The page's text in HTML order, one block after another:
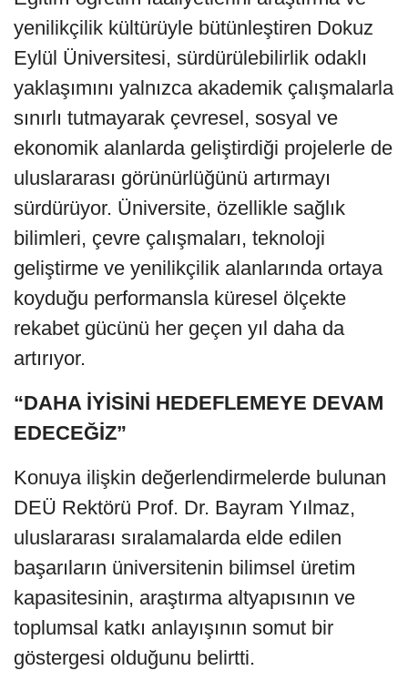
yenilikçilik kültürüyle bütünleştiren Dokuz
Eylül Üniversitesi, sürdürülebilirlik odaklı
yaklaşımını yalnızca akademik çalışmalarla
sınırlı tutmayarak çevresel, sosyal ve
ekonomik alanlarda geliştirdiği projelerle de
uluslararası görünürlüğünü artırmayı
sürdürüyor. Üniversite, özellikle sağlık
bilimleri, çevre çalışmaları, teknoloji
geliştirme ve yenilikçilik alanlarında ortaya
koyduğu performansla küresel ölçekte
rekabet gücünü her geçen yıl daha da
artırıyor.
“DAHA İYİSİNİ HEDEFLEMEYE DEVAM
EDECEĞİZ”
Konuya ilişkin değerlendirmelerde bulunan
DEÜ Rektörü Prof. Dr. Bayram Yılmaz,
uluslararası sıralamalarda elde edilen
başarıların üniversitenin bilimsel üretim
kapasitesinin, araştırma altyapısının ve
toplumsal katkı anlayışının somut bir
göstergesi olduğunu belirtti.